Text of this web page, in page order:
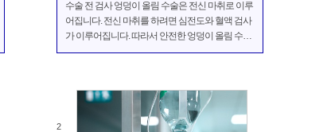
수술 전 검사 엉덩이 올림 수술은 전신 마취로 이루
어집니다. 전신 마취를 하려면 심전도와 혈액 검사
가 이루어집니다. 따라서 안전한 엉덩이 올림 수술
이 가능합니다. 수술 전 설계 수술에 들어가기 전에,
의 실리콘 보형물...
2